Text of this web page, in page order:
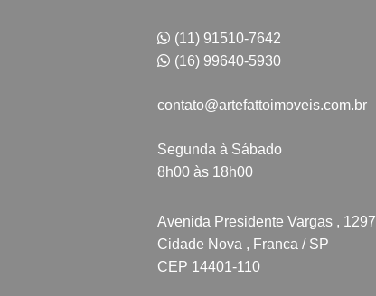
(11) 91510-7642
(16) 99640-5930
contato@artefattoimoveis.com.br
Segunda à Sábado
8h00 às 18h00
Avenida Presidente Vargas , 1297
Cidade Nova , Franca / SP
CEP 14401-110